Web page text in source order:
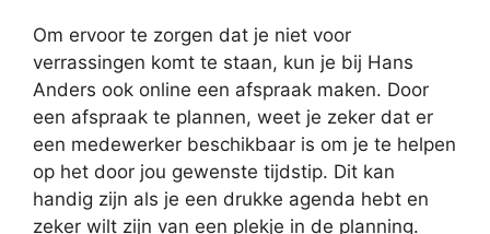
Om ervoor te zorgen dat je niet voor
verrassingen komt te staan, kun je bij Hans
Anders ook online een afspraak maken. Door
een afspraak te plannen, weet je zeker dat er
een medewerker beschikbaar is om je te helpen
op het door jou gewenste tijdstip. Dit kan
handig zijn als je een drukke agenda hebt en
zeker wilt zijn van een plekje in de planning.